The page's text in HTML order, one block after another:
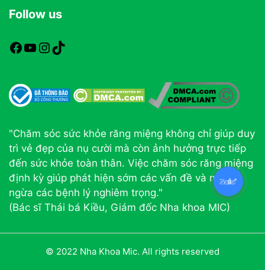
Follow us
https://www.facebook.com/nhakhoamic
https://www.youtube.com
https://www.instagram.com
"Chăm sóc sức khỏe răng miệng không chỉ giúp duy
trì vẻ đẹp của nụ cười mà còn ảnh hưởng trực tiếp
đến sức khỏe toàn thân. Việc chăm sóc răng miệng
định kỳ giúp phát hiện sớm các vấn đề và ngăn
ngừa các bệnh lý nghiêm trọng."
(Bác sĩ Thái bá Kiều, Giám đốc Nha khoa MIC)
© 2022 Nha Khoa Mic. All rights reserved